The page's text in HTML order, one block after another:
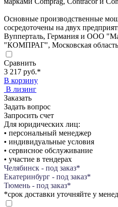
Основные производственные
сосредоточены на двух
Вупперталь, Германия и ООО
"КОМПРАГ", Московская
Сравнить
3 217 руб.*
В корзину
В лизинг
Заказать
Задать вопрос
Запросить счет
Для юридических лиц:
• персональный менеджер
• индивидуальные условия
• сервисное обслуживание
• участие в тендерах
Челябинск - под заказ*
Екатеринбург - под заказ*
Тюмень - под заказ*
*срок доставки уточняйте у